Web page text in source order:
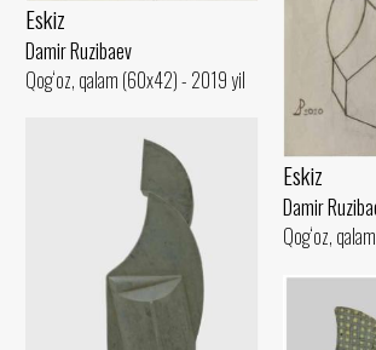
Eskiz
Damir Ruzibaev
Qog‘oz, qalam (60x42) - 2019 yil
Eskiz
Damir
Qog‘oz,